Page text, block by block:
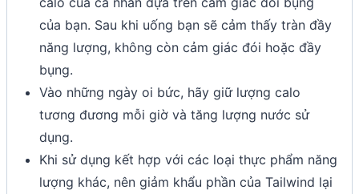
của bạn. Sau khi uống bạn sẽ cảm thấy tràn đầy
năng lượng, không còn cảm giác đói hoặc đầy
bụng.
Vào những ngày oi bức, hãy giữ lượng calo
tương đương mỗi giờ và tăng lượng nước sử
dụng.
Khi sử dụng kết hợp với các loại thực phẩm năng
lượng khác, nên giảm khẩu phần của Tailwind lại